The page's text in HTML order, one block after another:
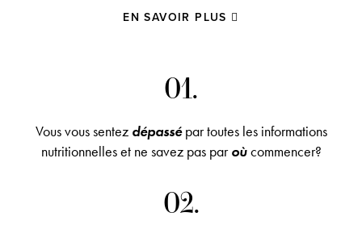
EN SAVOIR PLUS
01.
Vous vous sentez dépassépar toutes les informations
nutritionnelles et ne savez pas paroùcommencer?
02.